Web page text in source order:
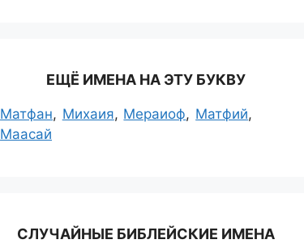
ЕЩЁ ИМЕНА НА ЭТУ БУКВУ
Матфан Михаия Мераиоф
Матфий
Маасай
СЛУЧАЙНЫЕ БИБЛЕЙСКИЕ ИМЕНА